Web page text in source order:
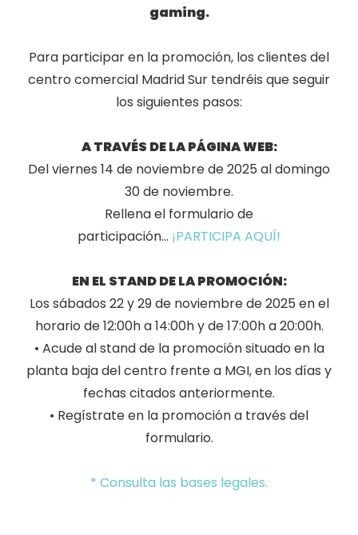
gaming.
Para participar en la promoción, los clientes del
centro comercial Madrid Sur tendréis que seguir
los siguientes pasos:
A TRAVÉS DE LA PÁGINA WEB:
Del viernes 14 de noviembre de 2025 al domingo
30 de noviembre.
Rellena el formulario de
participación... ¡PARTICIPA AQUÍ!
EN EL STAND DE LA PROMOCIÓN:
Los sábados 22 y 29 de noviembre de 2025 en el
horario de 12:00h a 14:00h y de 17:00h a 20:00h.
• Acude al stand de la promoción situado en la
planta baja del centro frente a MGI, en los días y
fechas citados anteriormente.
• Regístrate en la promoción a través del
formulario.
* Consulta las bases legales.